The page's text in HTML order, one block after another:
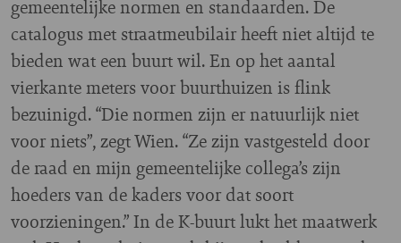
gemeentelijke normen en standaarden. De
catalogus met straatmeubilair heeft niet altijd te
bieden wat een buurt wil. En op het aantal
vierkante meters voor buurthuizen is flink
bezuinigd. “Die normen zijn er natuurlijk niet
voor niets”, zegt Wien. “Ze zijn vastgesteld door
de raad en mijn gemeentelijke collega’s zijn
hoeders van de kaders voor dat soort
voorzieningen.” In de K-buurt lukt het maatwerk